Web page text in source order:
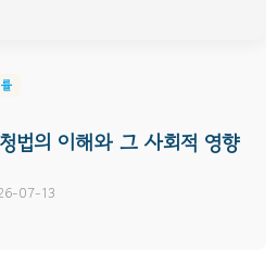
법의 이해와 그 사회적 영향
07-13